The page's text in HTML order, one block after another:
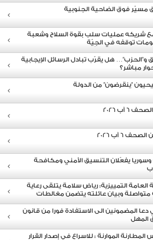
مسيّر فوق الضاحية الجنوبية
شريكه عمليات سلب بقوة السلاح وشعبة
توقفه في الجِيّة
هل يقرّب تبادل الرسائل الإيجابية
مباشر؟
"ينقرضون" من الدولة
6 آب 2026
6 آب 2026
وسوريا يفعّلان التنسيق الأمني ومكافحة
العامة التمييزية: رياض سلامة يتلقى رعاية
وبيان عائلته يتضمن مغالطات
المضمونين الى الاستفادة فورا من قانون
المهل
الموارنة : للاسراع في إصدار القرار